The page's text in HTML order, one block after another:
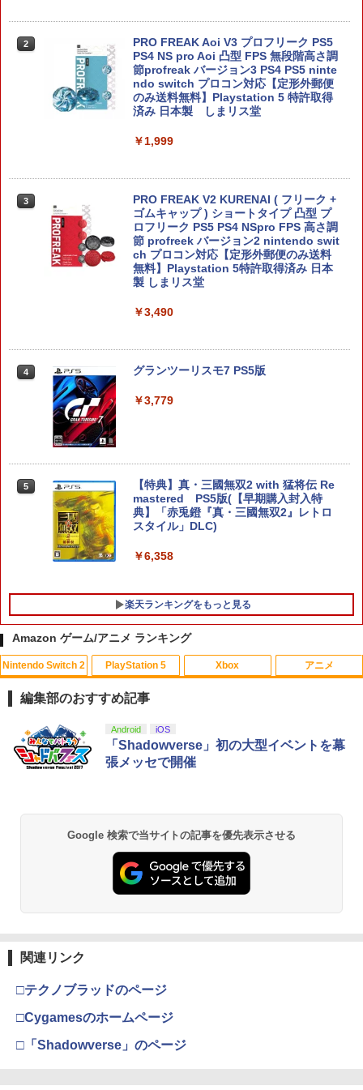
【新品】【NS2H】ゲーム用セパレート
型クリアケース リラックマ[在庫品]
￥1,910
ntendo Switch 2 Switch2 ケース 有機E
L シンプル 名入れ 名前入れ 本体 スイッ
チ ライト 任天堂 ニンテンドー 保護 カバ
ー 入れ物 コンパクト 収納
￥2,980
ントローラー スイッチ2 スイッチ Switc
ラー 連射機能 ワイヤレス switch2コン
トローラ Switch2コントローラー
【特典】テイルズ オブ エターニア リマ
スター Switch2版(【早期購入特典】超
冒険お役立ちセット)
￥3,722
2
PRO FREAK Aoi V3 プロフリーク PS5
PS4 NS pro Aoi 凸型 FPS 無段階高さ調
節profreak バージョン3 PS4 PS5 ninte
ndo switch プロコン対応【定形外郵便
のみ送料無料】Playstation 5 特許取得
済み 日本製 しまリス堂
￥1,999
3
PRO FREAK V2 KURENAI ( フリーク +
ゴムキャップ ) ショートタイプ 凸型 プ
ロフリーク PS5 PS4 NSpro FPS 高さ調
節 profreek バージョン2 nintendo swit
ch プロコン対応【定形外郵便のみ送料
無料】Playstation 5特許取得済み 日本
製 しまリス堂
￥3,490
4 グランツーリスモ7 PS5版
￥3,779
5
【特典】真・三國無双2 with 猛将伝 Re
mastered PS5版(【早期購入封入特
典】「赤兎鐙『真・三國無双2』レトロ
スタイル」DLC)
￥6,358
楽天ランキングをもっと見る
1
U.C.ガンダムBlu-rayライブラリーズ 機
動戦士ガンダム 逆襲のシャア【Blu-ra
y】 [ 古谷徹 ]
￥3,344
￥4,290
【特典付】【Blu-ray】【新品】 劇場版
「鬼滅の刃」無限城編 第一章 猗窩座再
4
Thunderbolt Fantasy 東離劍遊紀4 4(完
全生産限定版)【Blu-ray】 [ 鳥海浩輔 ]
Amazon ゲーム/アニメ ランキング
Nintendo Switch 2
1
スプラトゥーン レイダース|オンライン
コード版
スプラトゥーン レイダース -Switch2
￥6,449
3
￥55,871
PlayStation 5
1
PlayStation 5 デジタル・エディション
日本語専用 Console Language: Japan
ese only (CFI-2200B01)
プロダクトコード 封入
3
Xbox
1
【純正品】Xbox ワイヤレス コントロー
ラー + USB-C® ケーブル
【純正品】Xbox ワイヤレス コントロー
￥7,681
B-C ケーブル
アニメ
1
【Amazon.co.jp限定】劇場版モノノ怪
第三章 蛇神 (Amazon.co.jp限定オリジ
ナル三方背収納ケース付きコレクション)
(オリジナル特典:オリジナル巾着＋メー
ボード付) [Blu-ray]
￥10,780
窩座再来 通常版 [Blu-ray]
3
劇場版「鬼滅の刃」無限城編 第一章 猗
編集部のおすすめ記事
Android iOS
「Shadowverse」初の大型イベントを幕
張メッセで開催
Google 検索で当サイトの記事を優先表示させる
関連リンク
□テクノブラッドのページ
□Cygamesのホームページ
□「Shadowverse」のページ